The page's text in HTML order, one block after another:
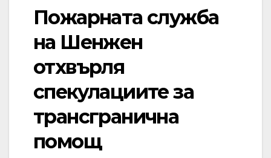
Пожарната служба
на Шенжен
отхвърля
спекулациите за
трансгранична
помощ